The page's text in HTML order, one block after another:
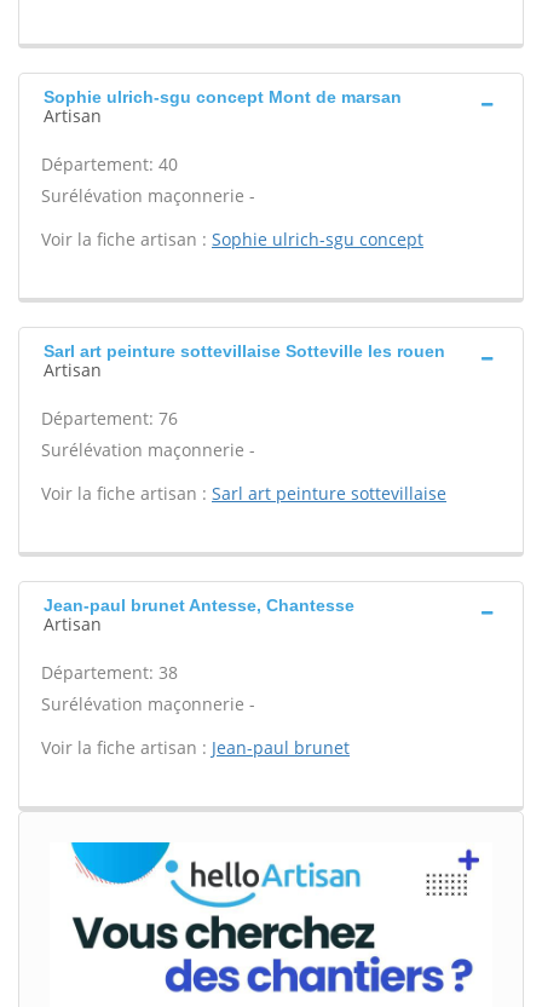
Sophie ulrich-sgu concept Mont de marsan
Artisan
Département: 40
Surélévation maçonnerie -
Voir la fiche artisan : Sophie ulrich-sgu concept
Sarl art peinture sottevillaise Sotteville les rouen
Artisan
Département: 76
Surélévation maçonnerie -
Voir la fiche artisan : Sarl art peinture sottevillaise
Jean-paul brunet Antesse, Chantesse
Artisan
Département: 38
Surélévation maçonnerie -
Voir la fiche artisan : Jean-paul brunet